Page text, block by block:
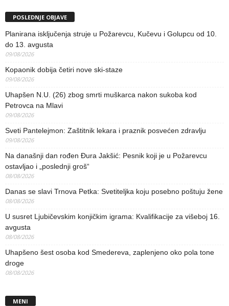
POSLEDNJE OBJAVE
Planirana isključenja struje u Požarevcu, Kučevu i Golupcu od 10.
do 13. avgusta
09/08/2026
Kopaonik dobija četiri nove ski-staze
09/08/2026
Uhapšen N.U. (26) zbog smrti muškarca nakon sukoba kod
Petrovca na Mlavi
09/08/2026
Sveti Pantelejmon: Zaštitnik lekara i praznik posvećen zdravlju
09/08/2026
Na današnji dan rođen Đura Jakšić: Pesnik koji je u Požarevcu
ostavljao i „poslednji groš“
08/08/2026
Danas se slavi Trnova Petka: Svetiteljka koju posebno poštuju žene
08/08/2026
U susret Ljubičevskim konjičkim igrama: Kvalifikacije za višeboj 16.
avgusta
08/08/2026
Uhapšeno šest osoba kod Smedereva, zaplenjeno oko pola tone
droge
08/08/2026
MENI